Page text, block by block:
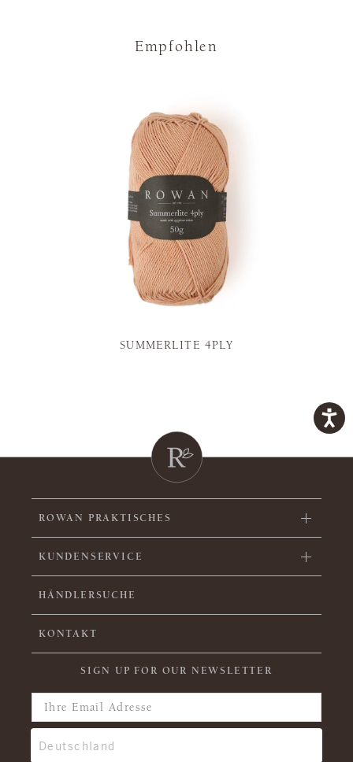
Empfohlen
SUMMERLITE 4PLY
ROWAN PRAKTISCHES
KUNDENSERVICE
HÄNDLERSUCHE
KONTAKT
SIGN UP FOR OUR NEWSLETTER